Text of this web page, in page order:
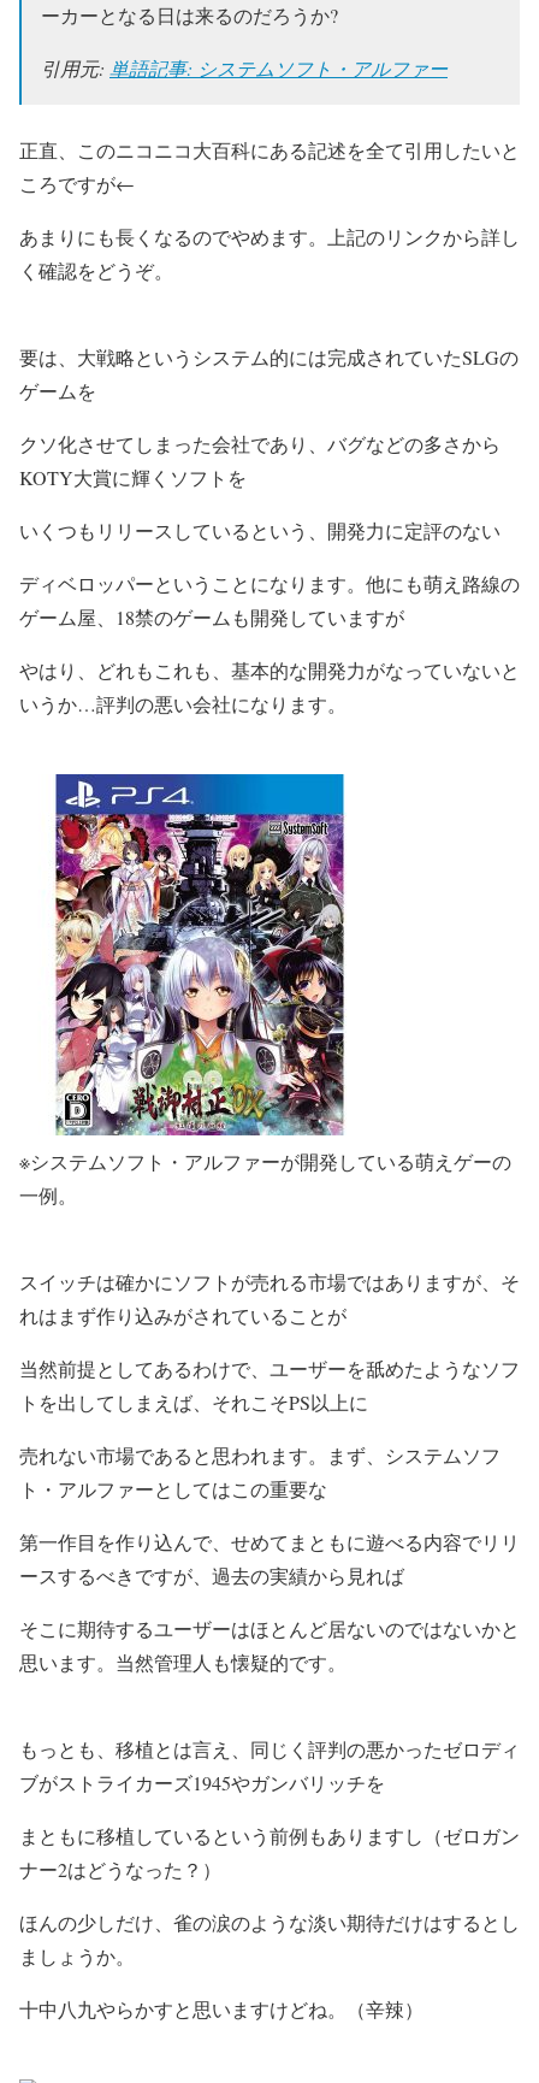
ーカーとなる日は来るのだろうか?
引用元: 単語記事: システムソフト・アルファー
正直、このニコニコ大百科にある記述を全て引用したいと
ころですが←
あまりにも長くなるのでやめます。上記のリンクから詳し
く確認をどうぞ。
要は、大戦略というシステム的には完成されていたSLGの
ゲームを
クソ化させてしまった会社であり、バグなどの多さから
KOTY大賞に輝くソフトを
いくつもリリースしているという、 開発力に定評のない
ディベロッパーということになります。他にも萌え路線の
ゲーム屋、18禁のゲームも開発していますが
やはり、どれもこれも、基本的な開発力がなっていないと
いうか…評判の悪い会社になります。
※システムソフト・アルファーが開発している萌えゲーの
一例。
スイッチは確かにソフトが売れる市場ではありますが、そ
れはまず作り込みがされていることが
当然前提としてあるわけで、ユーザーを舐めたようなソフ
トを出してしまえば、それこそPS以上に
売れない市場であると思われます。まず、システムソフ
ト・アルファーとしてはこの重要な
第一作目を作り込んで、せめてまともに遊べる内容でリリ
ースするべきですが、過去の実績から見れば
そこに期待するユーザーはほとんど居ないのではないかと
思います。当然管理人も懐疑的です。
もっとも、移植とは言え、同じく評判の悪かったゼロディ
ブがストライカーズ1945やガンバリッチを
まともに移植しているという前例もありますし（ゼロガン
ナー2はどうなった？）
ほんの少しだけ、雀の涙のような淡い期待だけはするとし
ましょうか。
十中八九やらかすと思いますけどね。（辛辣）